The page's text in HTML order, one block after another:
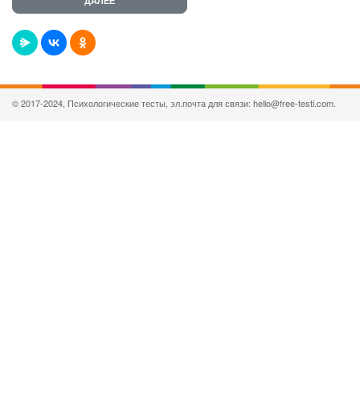
© 2017-2024, Психологические тесты, эл.почта для связи: hello@free-testi.com.